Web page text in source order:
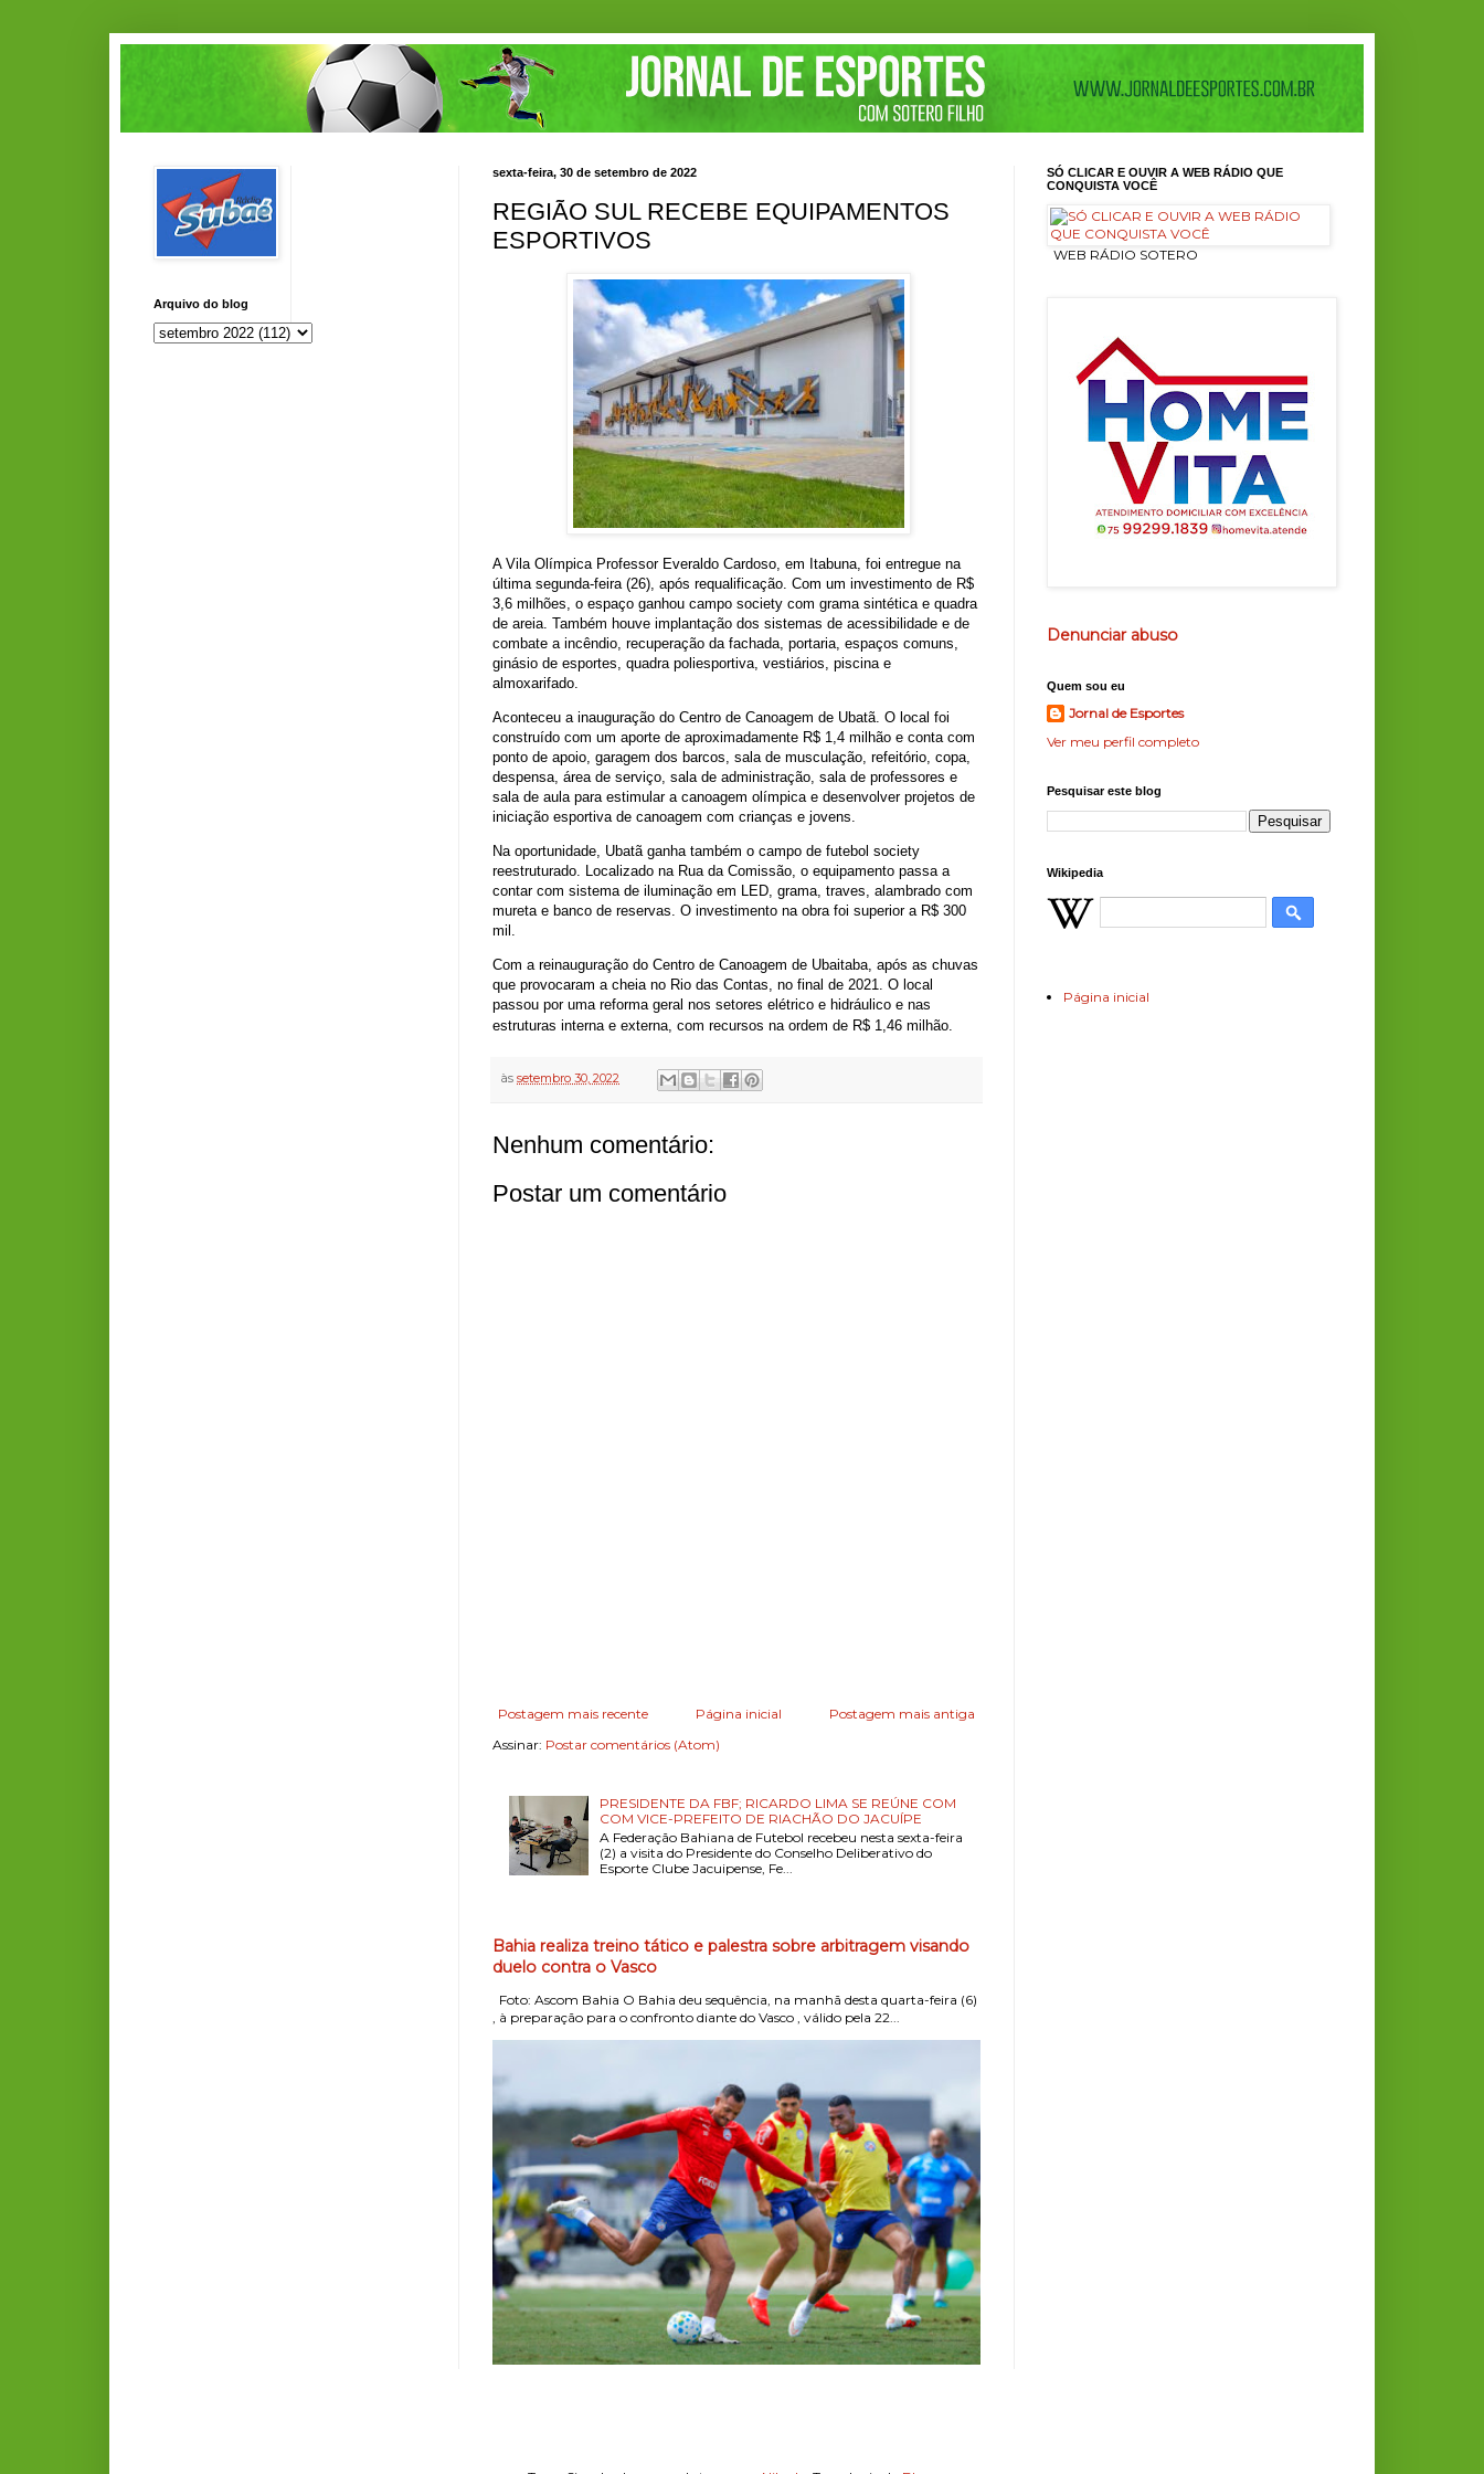
sexta-feira, 30 de setembro de 2022
REGIÃO SUL RECEBE EQUIPAMENTOS
ESPORTIVOS
A Vila Olímpica Professor Everaldo Cardoso, em Itabuna, foi entregue na
última segunda-feira (26), após requalificação. Com um investimento de R$
3,6 milhões, o espaço ganhou campo society com grama sintética e quadra
de areia. Também houve implantação dos sistemas de acessibilidade e de
combate a incêndio, recuperação da fachada, portaria, espaços comuns,
ginásio de esportes, quadra poliesportiva, vestiários, piscina e
almoxarifado.
Aconteceu a inauguração do Centro de Canoagem de Ubatã. O local foi
construído com um aporte de aproximadamente R$ 1,4 milhão e conta com
ponto de apoio, garagem dos barcos, sala de musculação, refeitório, copa,
despensa, área de serviço, sala de administração, sala de professores e
sala de aula para estimular a canoagem olímpica e desenvolver projetos de
iniciação esportiva de canoagem com crianças e jovens.
Na oportunidade, Ubatã ganha também o campo de futebol society
reestruturado. Localizado na Rua da Comissão, o equipamento passa a
contar com sistema de iluminação em LED, grama, traves, alambrado com
mureta e banco de reservas. O investimento na obra foi superior a R$ 300
mil.
Com a reinauguração do Centro de Canoagem de Ubaitaba, após as chuvas
que provocaram a cheia no Rio das Contas, no final de 2021. O local
passou por uma reforma geral nos setores elétrico e hidráulico e nas
estruturas interna e externa, com recursos na ordem de R$ 1,46 milhão.
às setembro 30, 2022
Nenhum comentário:
Postar um comentário
Postagem mais recente Postagem mais antiga
Página inicial
Assinar: Postar comentários (Atom)
PRESIDENTE DA FBF; RICARDO LIMA SE REÚNE COM
COM VICE-PREFEITO DE RIACHÃO DO JACUÍPE
A Federação Bahiana de Futebol recebeu nesta sexta-feira
(2) a visita do Presidente do Conselho Deliberativo do
Esporte Clube Jacuipense, Fe...
Bahia realiza treino tático e palestra sobre arbitragem visando
duelo contra o Vasco
Foto: Ascom Bahia O Bahia deu sequência, na manhã desta quarta-feira (6)
, à preparação para o confronto diante do Vasco , válido pela 22...
Arquivo do blog
SÓ CLICAR E OUVIR A WEB RÁDIO QUE
CONQUISTA VOCÊ
ㅤ WEB RÁDIO SOTERO
Denunciar abuso
Quem sou eu
Jornal de Esportes
Ver meu perfil completo
Pesquisar este blog
Wikipedia
Página inicial